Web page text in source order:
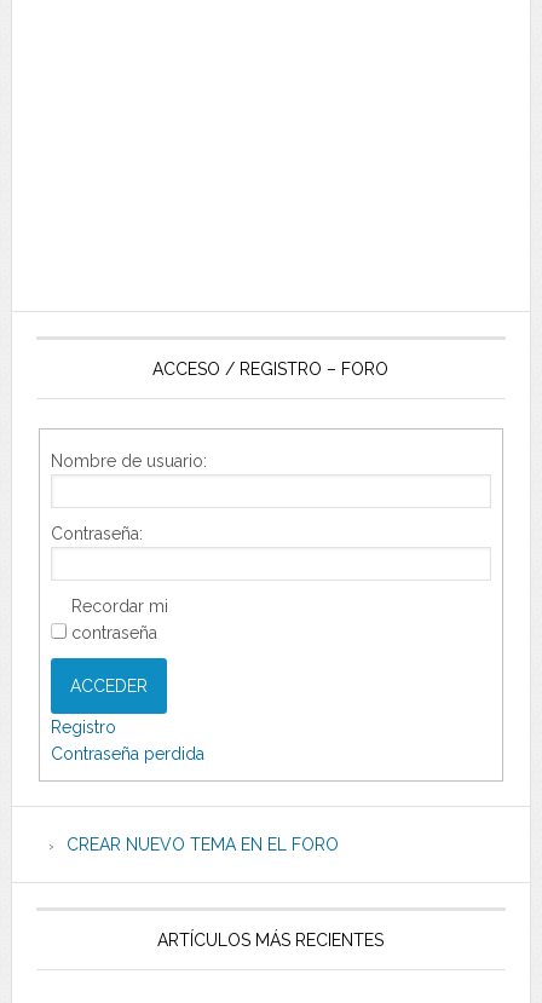
ACCESO / REGISTRO – FORO
Nombre de usuario:
Contraseña:
Recordar mi
contraseña
ACCEDER
Registro
Contraseña perdida
CREAR NUEVO TEMA EN EL FORO
ARTÍCULOS MÁS RECIENTES